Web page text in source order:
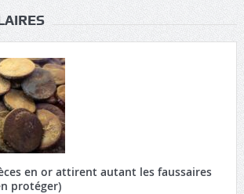
en or attirent autant les faussaires
protéger)